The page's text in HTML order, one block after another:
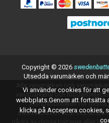
Copyright © 2026
Utsedda varumärken och
Alla varumärken och
varumärkena och
kompatibiliteten för dessa
swedenbatteri.se är inte
Vi använder cookies för att
webbplats.Genom att fortsätta
klicka på Acceptera cookies,